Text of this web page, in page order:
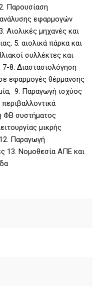
Παρουσίαση
εφαρμογών
Αιολικές μηχανές και
5. αιολικά πάρκα και
συλλέκτες και
8. Διαστασιολόγηση
εφαρμογές θέρμανσης
9. Παραγωγή ισχύος
ΦΒ συστήματος
μικρής
Παραγωγή
13. Νομοθεσία ΑΠΕ και